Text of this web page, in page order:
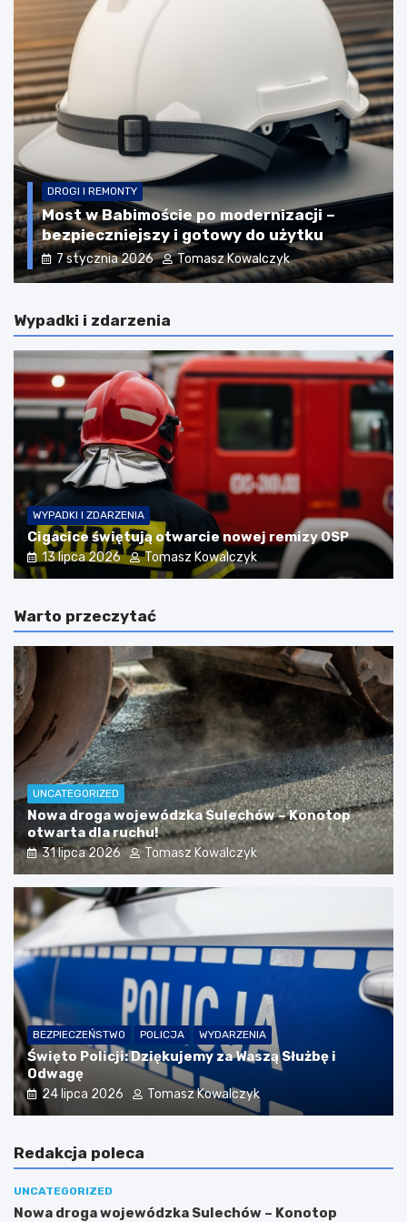
DROGI I REMONTY
Nowe inwestycje drogowe w Powiecie
Zielonogórskim: co się zmieni?
19 marca 2026 Tomasz Kowalczyk
Wypadki i zdarzenia
WYPADKI I ZDARZENIA
Cigacice świętują otwarcie nowej remizy OSP
13 lipca 2026 Tomasz Kowalczyk
Warto przeczytać
UNCATEGORIZED
Nowa droga wojewódzka Sulechów – Konotop
otwarta dla ruchu!
31 lipca 2026 Tomasz Kowalczyk
BEZPIECZEŃSTWO POLICJA WYDARZENIA
Święto Policji: Dziękujemy za Waszą Służbę i
Odwagę
24 lipca 2026 Tomasz Kowalczyk
Redakcja poleca
UNCATEGORIZED
Nowa droga wojewódzka Sulechów – Konotop